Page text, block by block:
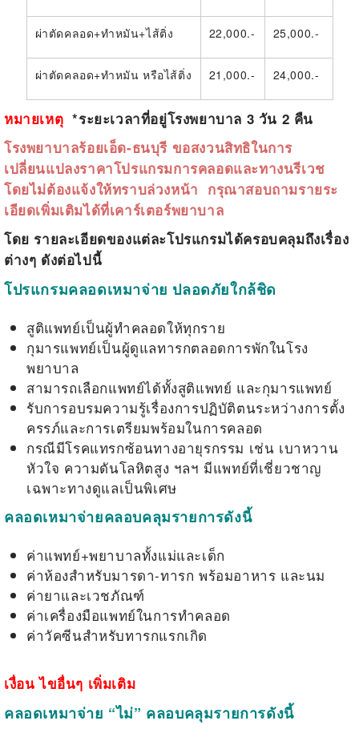
ผ่าตัดคลอด+ทำหมัน+ไส้ติ่ง 22,000.- 25,000.-
ผ่าตัดคลอด+ทำหมัน หรือไส้ติ่ง 21,000.- 24,000.-
หมายเหตุ *ระยะเวลาที่อยู่โรงพยาบาล 3 วัน 2 คืน
โรงพยาบาลร้อยเอ็ด-ธนบุรี ขอสงวนสิทธิในการ
เปลี่ยนแปลงราคาโปรแกรมการคลอดและทางนรีเวช
โดยไม่ต้องแจ้งให้ทราบล่วงหน้า กรุณาสอบถามรายระ
เอียดเพิ่มเติมได้ที่เคาร์เตอร์พยาบาล
โดย รายละเอียดของแต่ละโปรแกรมได้ครอบคลุมถึงเรื่อง
ต่างๆ ดังต่อไปนี้
โปรแกรมคลอดเหมาจ่าย ปลอดภัยใกล้ชิด
สูติแพทย์เป็นผู้ทำคลอดให้ทุกราย
กุมารแพทย์เป็นผู้ดูแลทารกตลอดการพักในโรง
พยาบาล
สามารถเลือกแพทย์ได้ทั้งสูติแพทย์ และกุมารแพทย์
รับการอบรมความรู้เรื่องการปฏิบัติตนระหว่างการตั้ง
ครรภ์และการเตรียมพร้อมในการคลอด
กรณีมีโรคแทรกซ้อนทางอายุรกรรม เช่น เบาหวาน
หัวใจ ความดันโลหิตสูง ฯลฯ มีแพทย์ที่เชี่ยวชาญ
เฉพาะทางดูแลเป็นพิเศษ
คลอดเหมาจ่ายคลอบคลุมรายการดังนี้
ค่าแพทย์+พยาบาลทั้งแม่และเด็ก
ค่าห้องสำหรับมารดา-ทารก พร้อมอาหาร และนม
ค่ายาและเวชภัณฑ์
ค่าเครื่องมือแพทย์ในการทำคลอด
ค่าวัคซีนสำหรับทารกแรกเกิด
เงื่อน ไขอื่นๆ เพิ่มเติม
คลอดเหมาจ่าย “ไม่” คลอบคลุมรายการดังนี้